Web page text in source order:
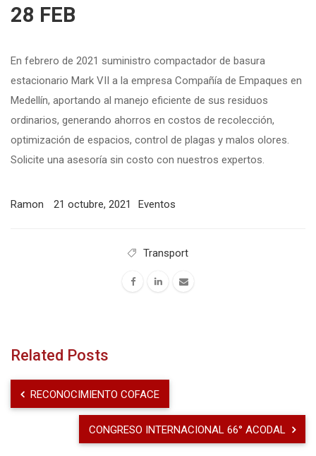
28 FEB
En febrero de 2021 suministro compactador de basura
estacionario Mark VII a la empresa Compañía de Empaques en
Medellín, aportando al manejo eficiente de sus residuos
ordinarios, generando ahorros en costos de recolección,
optimización de espacios, control de plagas y malos olores.
Solicite una asesoría sin costo con nuestros expertos.
Ramon 21 octubre, 2021 Eventos
Transport
Related Posts
RECONOCIMIENTO COFACE
CONGRESO INTERNACIONAL 66° ACODAL